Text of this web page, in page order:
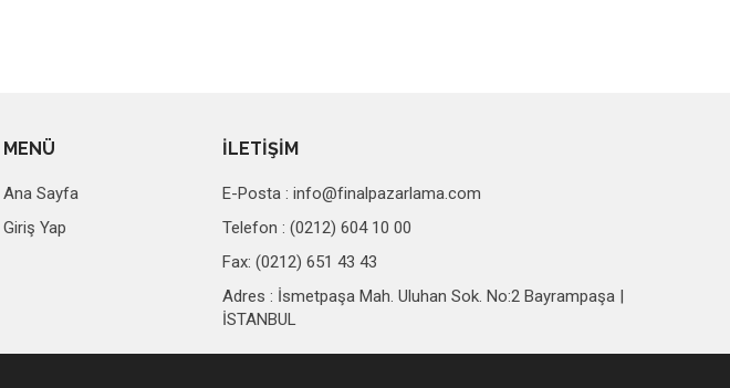
MENÜ
Ana Sayfa
Giriş Yap
İLETİŞİM
E-Posta :info@finalpazarlama.com
Telefon : (0212) 604 10 00
Fax: (0212) 651 43 43
Adres : İsmetpaşa Mah. Uluhan Sok. No:2 Bayrampaşa |
İSTANBUL